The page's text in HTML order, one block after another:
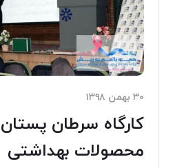
۳۰ بهمن ۱۳۹۸
کارگاه سرطان
محصولات بهداشتی